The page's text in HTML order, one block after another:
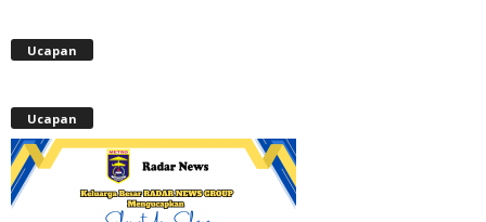
Ucapan
Ucapan